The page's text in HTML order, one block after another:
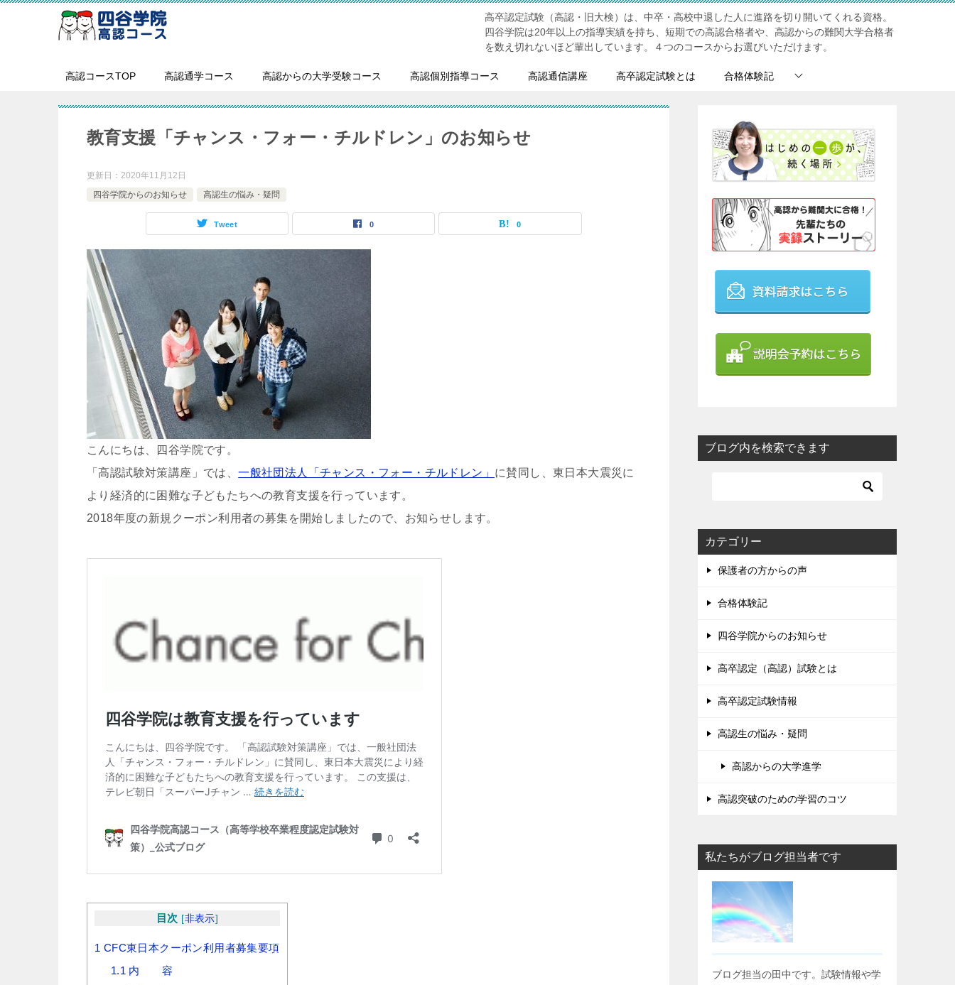
高卒認定試験（高認・旧大検）は、中卒・高校中退した人に進路を切り開いてくれる資格。
四谷学院は20年以上の指導実績を持ち、短期での高認合格者や、高認からの難関大学合格者
を数え切れないほど輩出しています。４つのコースからお選びいただけます。
高認コースTOP 高認通学コース 高認からの大学受験コース 高認個別指導コース 高認通信講座 高卒認定試験とは 合格体験記
教育支援「チャンス・フォー・チルドレン」のお知らせ
更新日： 2020年11月12日
四谷学院からのお知らせ
高認生の悩み・疑問
Tweet 0 0
こんにちは、四谷学院です。
「高認試験対策講座」では、一般社団法人「チャンス・フォー・チルドレン」 に賛同し、東日本大震災に
より経済的に困難な子どもたちへの教育支援を行っています。
2018年度の新規クーポン利用者の募集を開始しましたので、お知らせします。
目次 [非表示]
1 CFC東日本クーポン利用者募集要項
1.1 内 容
ブログ内を検索できます
カテゴリー
保護者の方からの声
合格体験記
四谷学院からのお知らせ
高卒認定（高認）試験とは
高卒認定試験情報
高認生の悩み・疑問
高認からの大学進学
高認突破のための学習のコツ
私たちがブログ担当者です
ブログ担当の田中です。試験情報や学